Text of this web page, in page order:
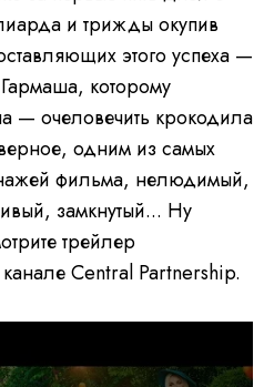
и трижды окупив
этого успеха —
которому
— очеловечить крокодила
одним из самых
фильма, нелюдимый,
замкнутый... Ну
трейлер
Central Partnership.